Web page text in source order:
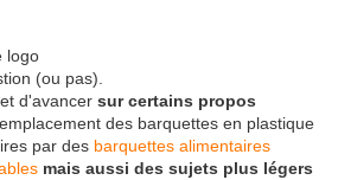
logo
(ou pas).
d'avancer sur certains propos
des barquettes en plastique
par des barquettes alimentaires
mais aussi des sujets plus légers